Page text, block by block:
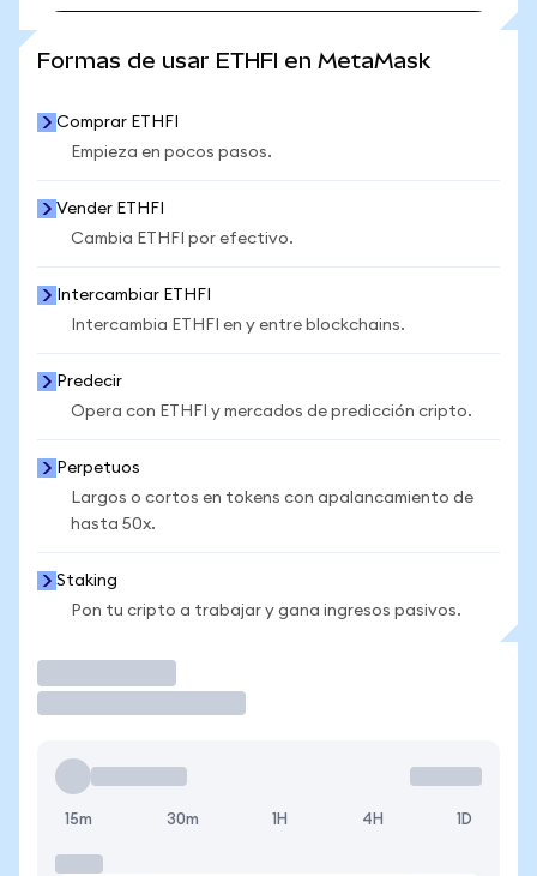
Formas de usar ETHFI en MetaMask
Comprar ETHFI
Empieza en pocos pasos.
Vender ETHFI
Cambia ETHFI por efectivo.
Intercambiar ETHFI
Intercambia ETHFI en y entre blockchains.
Predecir
Opera con ETHFI y mercados de predicción cripto.
Perpetuos
Largos o cortos en tokens con apalancamiento de
hasta 50x.
Staking
Pon tu cripto a trabajar y gana ingresos pasivos.
15m 30m 1H 4H 1D